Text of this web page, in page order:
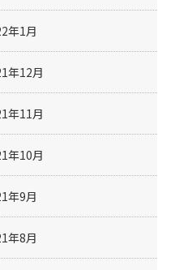
年1月
年12月
年11月
年10月
年9月
年8月